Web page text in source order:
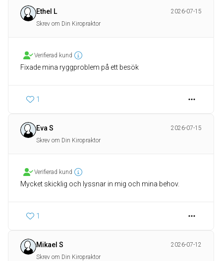
Ethel L
2026-07-15
Skrev om Din Kiropraktor
Verifierad kund
1
Eva S
2026-07-15
Skrev om Din Kiropraktor
Verifierad kund
1
Mikael S
2026-07-12
Skrev om Din Kiropraktor